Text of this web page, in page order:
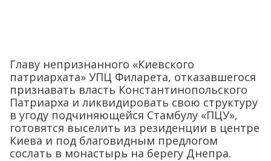
Главу непризнанного «Киевского
патриархата» УПЦ Филарета, отказавшегося
признавать власть Константинопольского
Патриарха и ликвидировать свою структуру
в угоду подчиняющейся Стамбулу «ПЦУ»,
готовятся выселить из резиденции в центре
Киева и под благовидным предлогом
сослать в монастырь на берегу Днепра.